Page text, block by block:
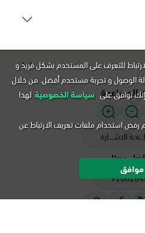
المساعدة
الاشــــارة
معنا
للتعرف على المستخدم بشكل فريد و
الوصول و تجربة مستخدم أفضل. من خلال
توافق على سياسة الخصوصية لهذا
استخدام ملفات تعريف الارتباط عن
موافق